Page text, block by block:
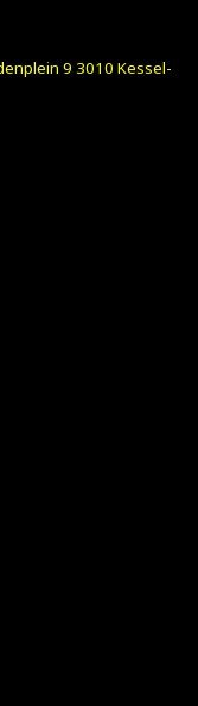
9 3010 Kessel-